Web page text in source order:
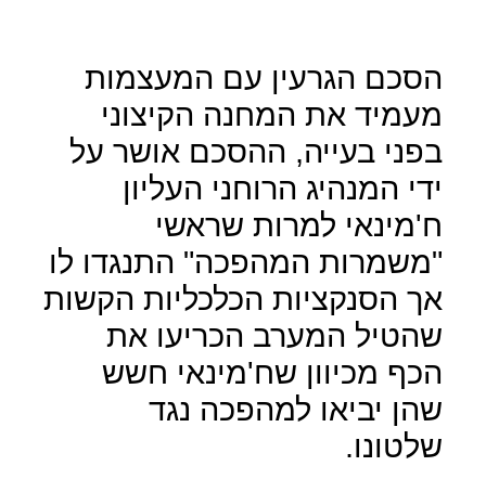
הסכם הגרעין עם המעצמות
מעמיד את המחנה הקיצוני
בפני בעייה, ההסכם אושר על
ידי המנהיג הרוחני העליון
ח'מינאי למרות שראשי
"משמרות המהפכה" התנגדו לו
אך הסנקציות הכלכליות הקשות
שהטיל המערב הכריעו את
הכף מכיוון שח'מינאי חשש
שהן יביאו למהפכה נגד
שלטונו.